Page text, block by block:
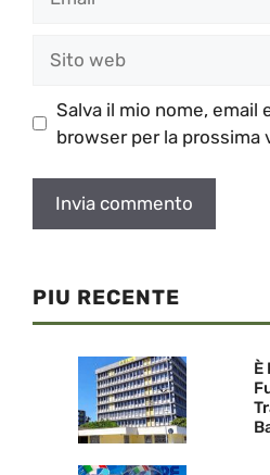
web
Salva il mio nome, email
browser per la prossima
PIU RECENTE
È